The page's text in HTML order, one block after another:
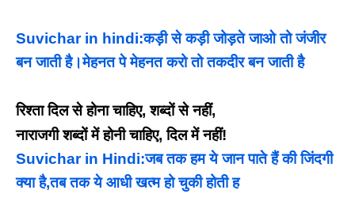
Suvichar in hindi:कड़ी से कड़ी जोड़ते जाओ तो जंजीर
बन जाती है।मेहनत पे मेहनत करो तो तकदीर बन जाती है
रिश्ता दिल से होना चाहिए, शब्दों से नहीं,
नाराजगी शब्दों में होनी चाहिए, दिल में नहीं!
Suvichar in Hindi:जब तक हम ये जान पाते हैं की जिंदगी
क्या है,तब तक ये आधी खत्म हो चुकी होती ह